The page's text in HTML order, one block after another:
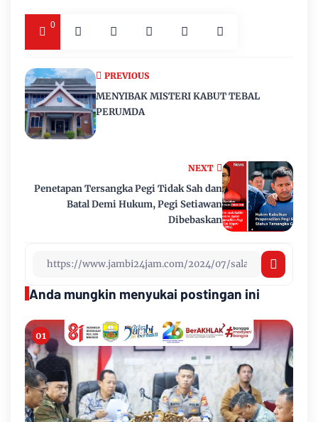
0
NEXT
Penetapan Tersangka Pegi Tidak Sah dan
Batal Demi Hukum, Pegi Setiawan
Dibebaskan
PREVIOUS
MENYIBAK MISTERI KABUT TEBAL
PERUMDA
Anda mungkin menyukai postingan ini